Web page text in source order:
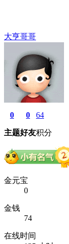
大亨哥哥
0
主题
0
好友
64
积分
金元宝
0
金钱
74
在线时间